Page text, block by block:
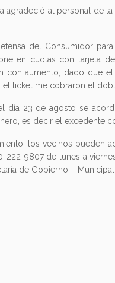
agradeció al personal de
del Consumidor
en cuotas con tarjeta
con aumento, dado que
el ticket me cobraron el
día 23 de agosto se
es decir el excedente
los vecinos pueden
9807 de lunes a
de Gobierno –